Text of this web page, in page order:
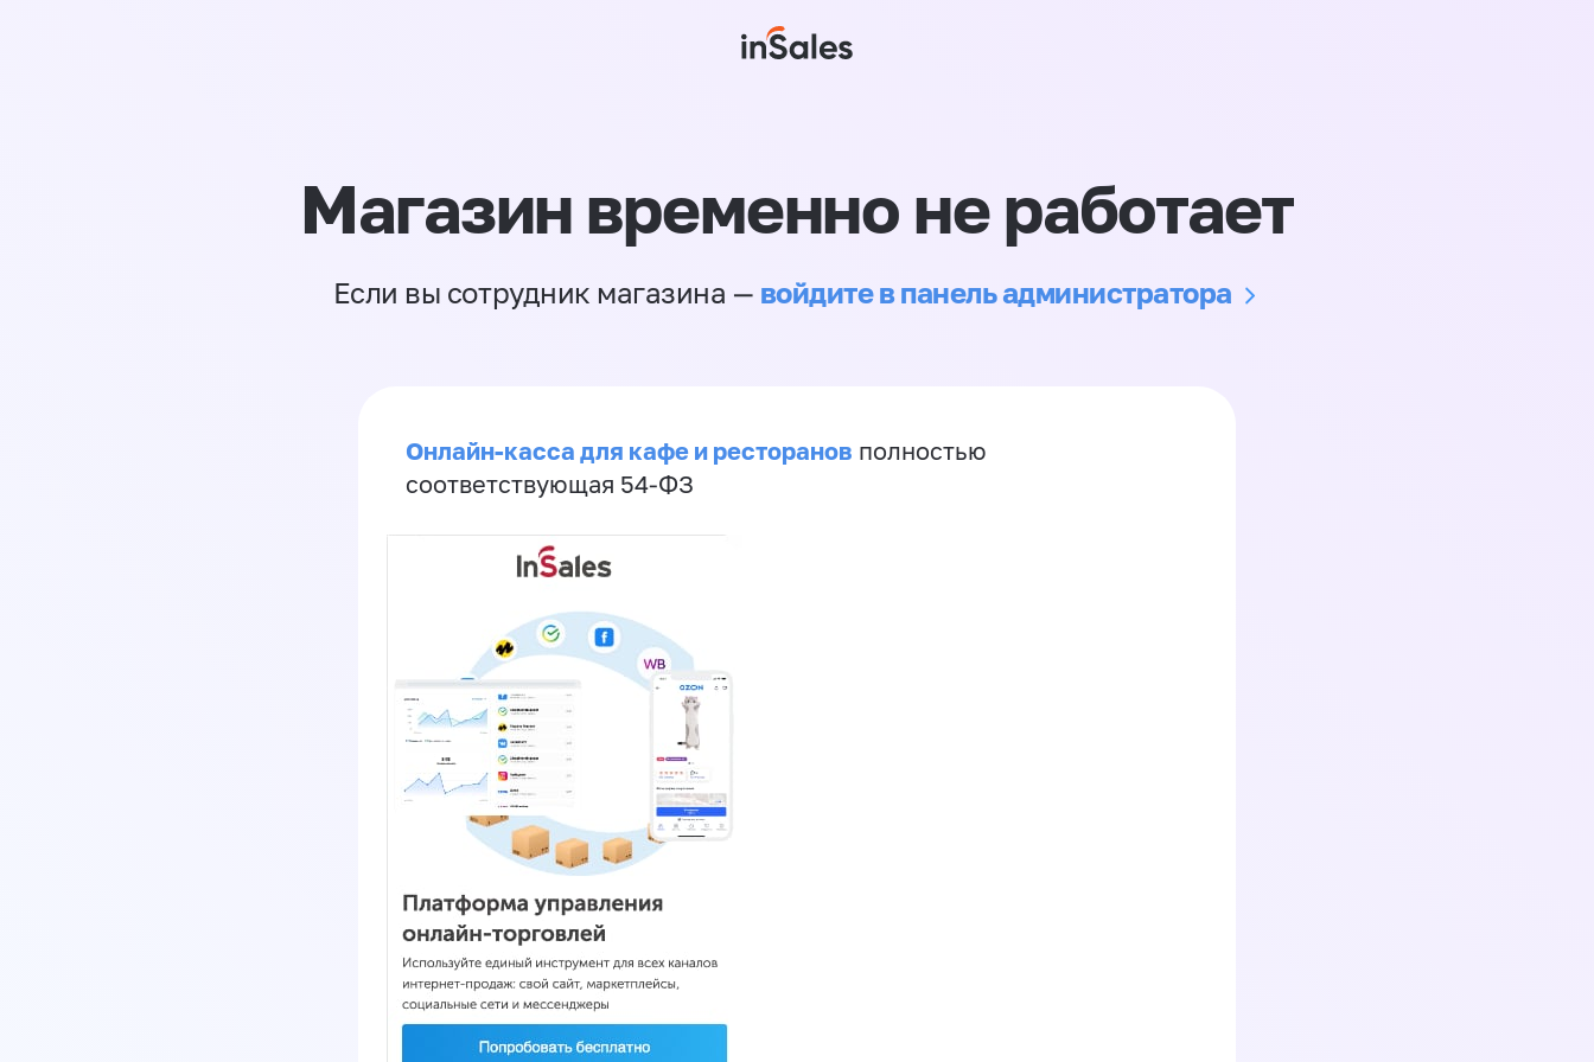
Магазин временно не работает
Если вы сотрудник магазина — войдите в панель администратора
Онлайн-касса для кафе и ресторанов полностью
соответствующая 54-ФЗ